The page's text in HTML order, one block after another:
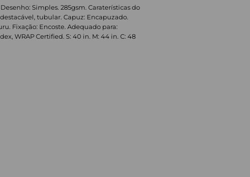
Simples. 285gsm. Caraterísticas do
tubular. Capuz: Encapuzado.
Fixação: Encoste. Adequado para:
WRAP Certified. S: 40 in. M: 44 in. C: 48